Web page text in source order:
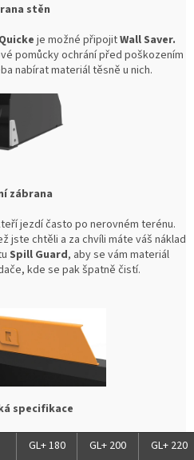
stěn
Quicke je možné připojitWall Saver.
pomůcky ochrání před poškozením
nabírat materiál těsně u nich.
zábrana
jezdí často po nerovném terénu.
jste chtěli a za chvíli máte váš náklad
Spill Guard, aby se vám materiál
kde se pak špatně čistí.
specifikace
GL+ 180 GL+ 200 GL+ 220